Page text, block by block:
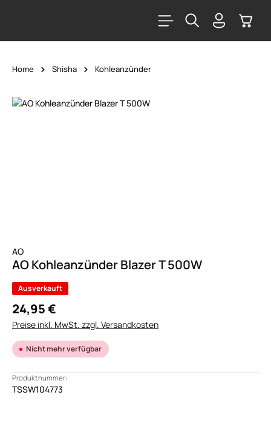
Home Shisha Kohleanzünder
Bildergalerie überspringen
AO
AO Kohleanzünder Blazer T 500W
Ausverkauft
24,95 €
Preise inkl. MwSt. zzgl. Versandkosten
Nicht mehr verfügbar
Produktnummer:
TSSW104773